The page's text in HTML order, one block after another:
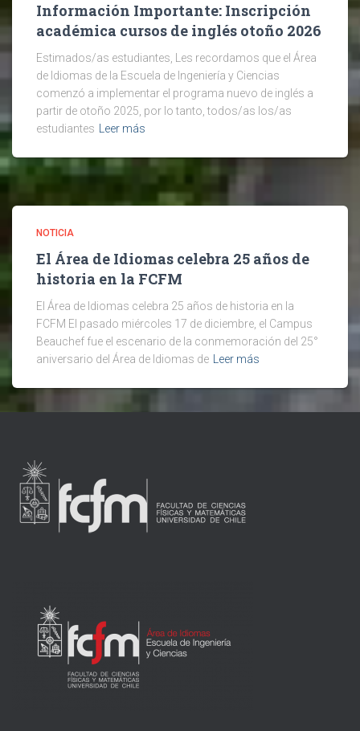
Información Importante: Inscripción
académica cursos de inglés otoño 2026
Estimados/as estudiantes, Les recordamos que el Área
de Idiomas de la Escuela de Ingeniería y Ciencias
comenzó a implementar el programa nuevo de inglés a
partir de otoño 2025, por lo tanto, todos/as los/as
estudiantes Leer más
NOTICIA
El Área de Idiomas celebra 25 años de
historia en la FCFM
El Área de Idiomas celebra 25 años de historia en la
FCFM El pasado miércoles 17 de diciembre, el Campus
Beauchef fue el escenario de la conmemoración del 25°
aniversario del Área de Idiomas de Leer más